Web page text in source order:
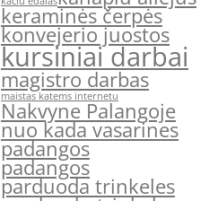
keraminės čerpės
konvejerio juostos
kursiniai darbai
magistro darbas
maistas katems internetu
Nakvyne Palangoje
nuo kada vasarines
padangos
padangos
parduoda trinkeles